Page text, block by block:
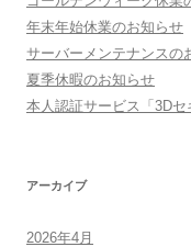
年末年始休業のお知らせ
サーバーメンテナンスの
夏季休暇のお知らせ
本人認証サービス「3D
アーカイブ
2026年4月